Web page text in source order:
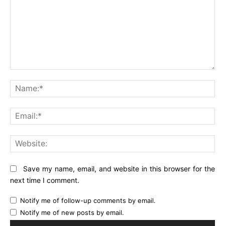
Save my name, email, and website in this browser for the
next time I comment.
Notify me of follow-up comments by email.
Notify me of new posts by email.